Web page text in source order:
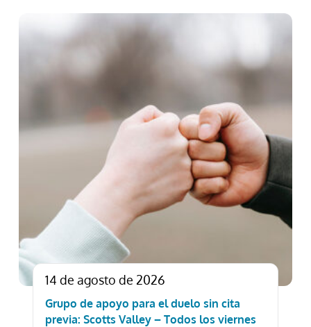
14 de agosto de 2026
Grupo de apoyo para el duelo sin cita
previa: Scotts Valley – Todos los viernes